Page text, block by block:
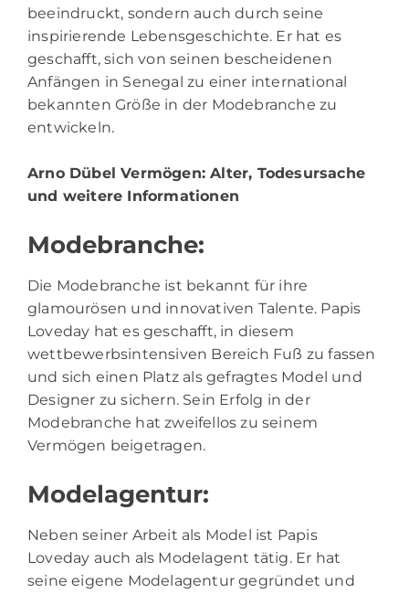
beeindruckt, sondern auch durch seine
inspirierende Lebensgeschichte. Er hat es
geschafft, sich von seinen bescheidenen
Anfängen in Senegal zu einer international
bekannten Größe in der Modebranche zu
entwickeln.
Arno Dübel Vermögen: Alter, Todesursache
und weitere Informationen
Modebranche:
Die Modebranche ist bekannt für ihre
glamourösen und innovativen Talente. Papis
Loveday hat es geschafft, in diesem
wettbewerbsintensiven Bereich Fuß zu fassen
und sich einen Platz als gefragtes Model und
Designer zu sichern. Sein Erfolg in der
Modebranche hat zweifellos zu seinem
Vermögen beigetragen.
Modelagentur:
Neben seiner Arbeit als Model ist Papis
Loveday auch als Modelagent tätig. Er hat
seine eigene Modelagentur gegründet und